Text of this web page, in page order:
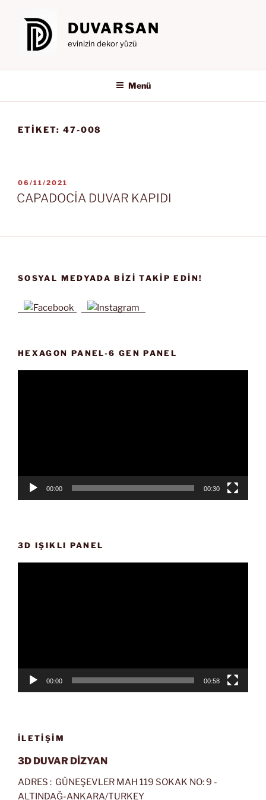
DUVARSAN
evinizin dekor yüzü
Menü
ETIKET: 47-008
YAYIM
TARIHI
06/11/2021
CAPADOCİA DUVAR KAPIDI
SOSYAL MEDYADA BIZI TAKIP EDIN!
HEXAGON PANEL-6 GEN PANEL
00:00 00:30
3D IŞIKLI PANEL
00:00 00:58
İLETIŞIM
3D DUVAR DİZYAN
ADRES : GÜNEŞEVLER MAH 119 SOKAK NO: 9 -
ALTINDAĞ-ANKARA/TURKEY